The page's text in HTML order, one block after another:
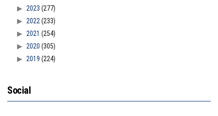
2023 (277)
2022 (233)
2021 (254)
2020 (305)
2019 (224)
Social